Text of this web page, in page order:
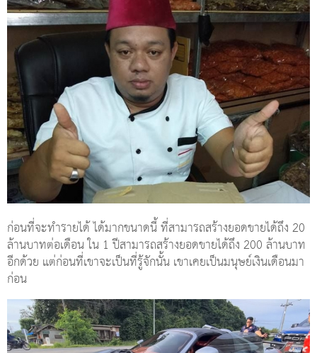
ก่อนที่จะทำรายได้ ได้มากขนาดนี้ ที่สามารถสร้างยอดขายได้ถึง 20
ล้านบาทต่อเดือน ใน 1 ปีสามารถสร้างยอดขายได้ถึง 200 ล้านบาท
อีกด้วย แต่ก่อนที่เขาจะเป็นที่รู้จักนั้น เขาเคยเป็นมนุษย์เงินเดือนมา
ก่อน